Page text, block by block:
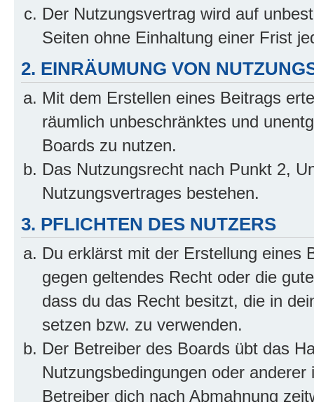
Der Nutzungsvertrag wird auf
Seiten ohne Einhaltung einer Frist
2. EINRÄUMUNG VON
Mit dem Erstellen eines Beitrags
räumlich unbeschränktes und
Boards zu nutzen.
Das Nutzungsrecht nach Punkt 2,
Nutzungsvertrages bestehen.
3. PFLICHTEN DES NUTZERS
Du erklärst mit der Erstellung eines
gegen geltendes Recht oder die
dass du das Recht besitzt, die in
setzen bzw. zu verwenden.
Der Betreiber des Boards übt das
Nutzungsbedingungen oder
Betreiber dich nach Abmahnung